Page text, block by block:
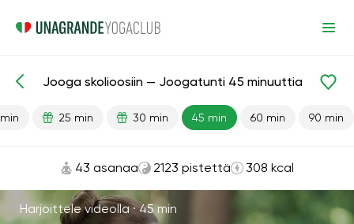
Valmiit oppitunnit Takaisin
Jooga skolioosiin — Joogatunti 45 minuuttia
25 min 30 min 45 min 60 min 90 min
43 asanaa 2123 pistettä 308 kcal
Harjoittele videolla ·45 min